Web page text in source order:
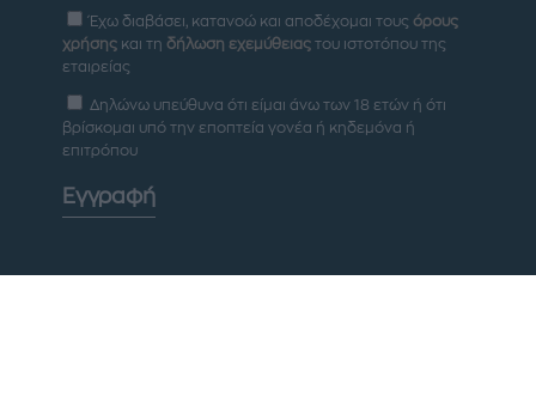
Έχω διαβάσει, κατανοώ και αποδέχομαι τους όρους
χρήσης και τη δήλωση εχεμύθειας του ιστοτόπου της
εταιρείας
Δηλώνω υπεύθυνα ότι είμαι άνω των 18 ετών ή ότι
βρίσκομαι υπό την εποπτεία γονέα ή κηδεμόνα ή
επιτρόπου
Εγγραφή